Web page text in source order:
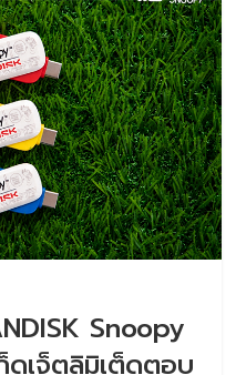
Snoopy
เจ็ตลิมิเต็ดตอบ